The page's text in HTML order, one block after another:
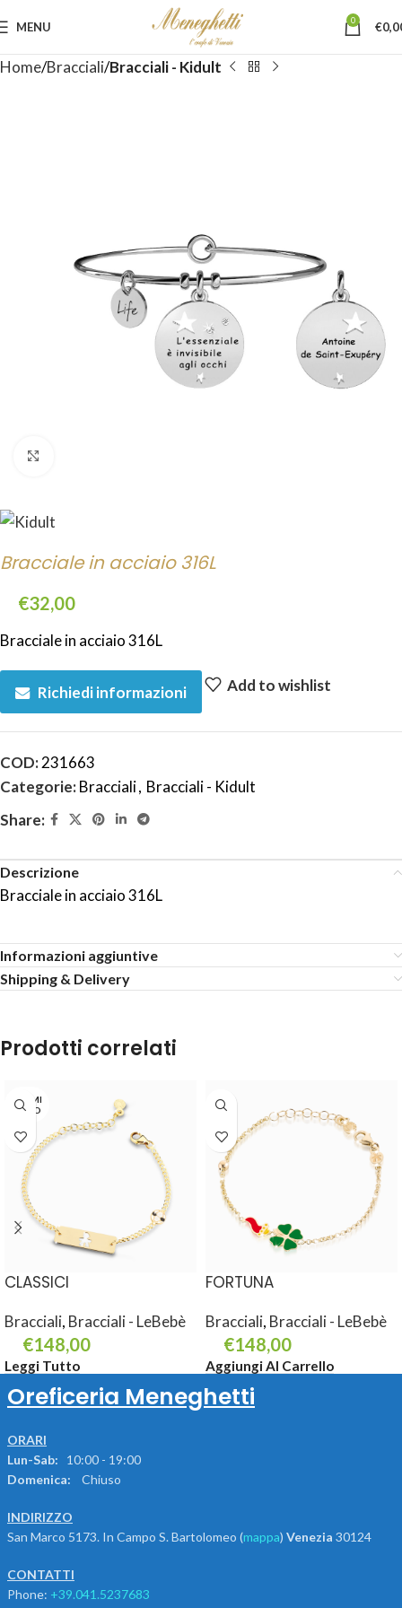
MENU 0 €
Home Bracciali Bracciali - Kidult
Bracciale in acciaio 316L
€32,00
Bracciale in acciaio 316L
Richiedi informazioni Add to wishlist
COD:231663
Categorie:Bracciali, Bracciali - Kidult
Share:
Descrizione
Bracciale in acciaio 316L
Informazioni aggiuntive
Shipping & Delivery
Prodotti correlati
TERMI
NATO
CLASSICI
Bracciali, Bracciali - LeBebè
€148,00
Leggi Tutto
FORTUNA
Bracciali, Bracciali - LeBebè
€148,00
Aggiungi Al Carrello
Oreficeria Meneghetti
ORARI
Lun-Sab: 10:00 - 19:00
Domenica:
Chiuso
INDIRIZZO
San Marco 5173. In Campo S. Bartolomeo (mappa) Venezia 30124
CONTATTI
Phone: +39.041.5237683